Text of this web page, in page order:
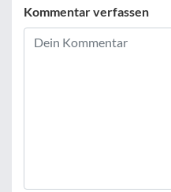
Kommentar verfassen